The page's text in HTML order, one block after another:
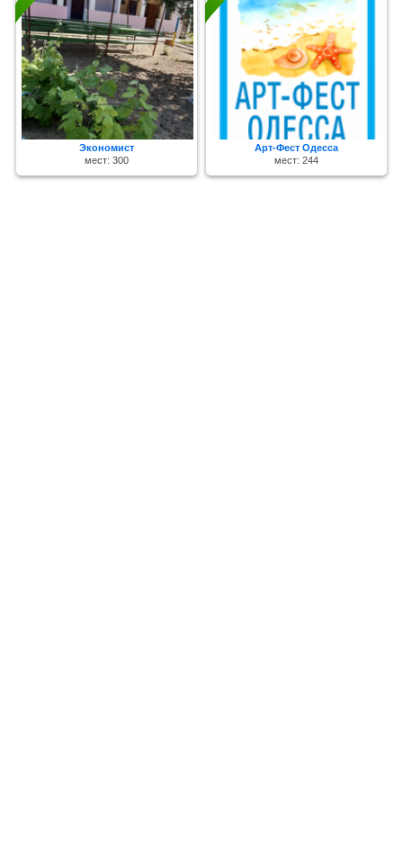
Экономист
мест: 300
Арт-Фест Одесса
мест: 244